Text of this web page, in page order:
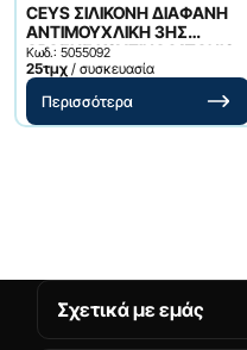
CEYS ΣΙΛΙΚΟΝΗ ΔΙΑΦΑΝΗ
ΑΝΤΙΜΟΥΧΛΙΚΗ 3ΗΣ
ΔΡΑΣΗΣ ΚΟΥΖΙΝΑ ΜΠΑΝΙΟ
280ML
Κωδ.: 5055092
25τμχ / συσκευασία
Περισσότερα
Σχετικά με εμάς